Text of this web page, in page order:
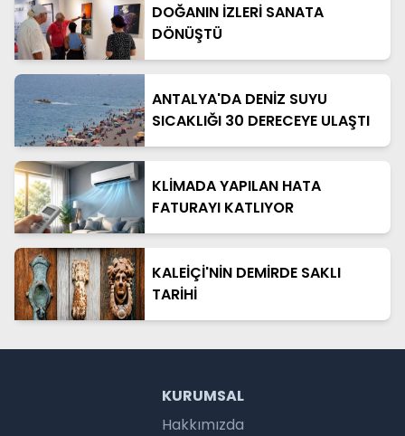
DOĞANIN İZLERİ SANATA
DÖNÜŞTÜ
ANTALYA'DA DENİZ SUYU
SICAKLIĞI 30 DERECEYE ULAŞTI
KLİMADA YAPILAN HATA
FATURAYI KATLIYOR
KALEİÇİ'NİN DEMİRDE SAKLI
TARİHİ
KURUMSAL
Hakkımızda